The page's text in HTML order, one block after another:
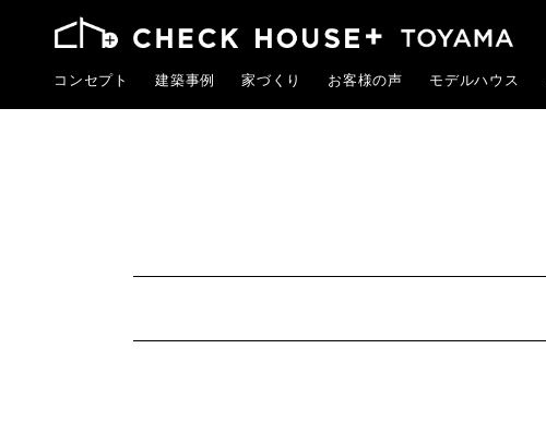
コンセプト 建築事例 家づくり お客様の声 モデルハウス